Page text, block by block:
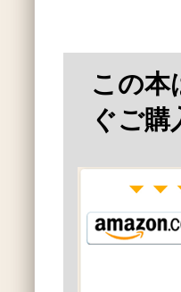
この本
ぐご購